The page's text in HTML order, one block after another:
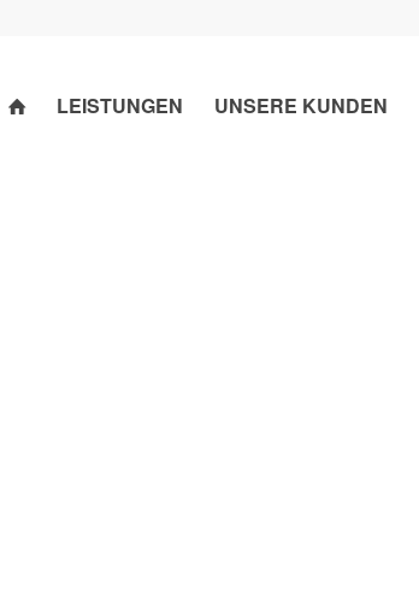
LEISTUNGEN UNSERE KUNDEN